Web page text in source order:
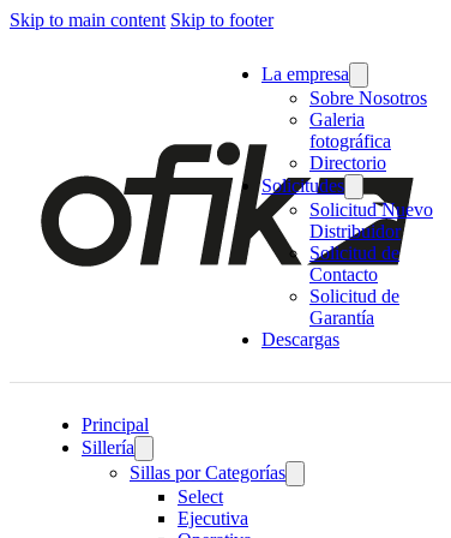
Skip to main content Skip to footer
La empresa
Sobre Nosotros
Galeria
fotográfica
Directorio
Solicitudes
Solicitud Nuevo
Distribuidor
Solicitud de
Contacto
Solicitud de
Garantía
Descargas
Principal
Sillería
Sillas por Categorías
Select
Ejecutiva